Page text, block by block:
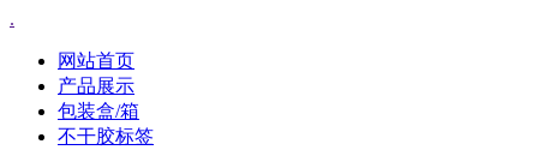
.
网站首页
产品展示
包装盒/箱
不干胶标签